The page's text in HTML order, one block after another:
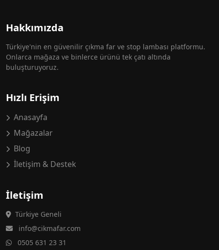
Hakkımızda
Türkiye'nin en güvenilir çıkma far ve stop lambası platformu.
Onlarca mağaza ve binlerce ürünü tek çatı altında
buluşturuyoruz.
Hızlı Erişim
Anasayfa
Mağazalar
Blog
İletişim & Destek
İletişim
Türkiye Geneli
info@cikmafar.com
0505 631 23 31